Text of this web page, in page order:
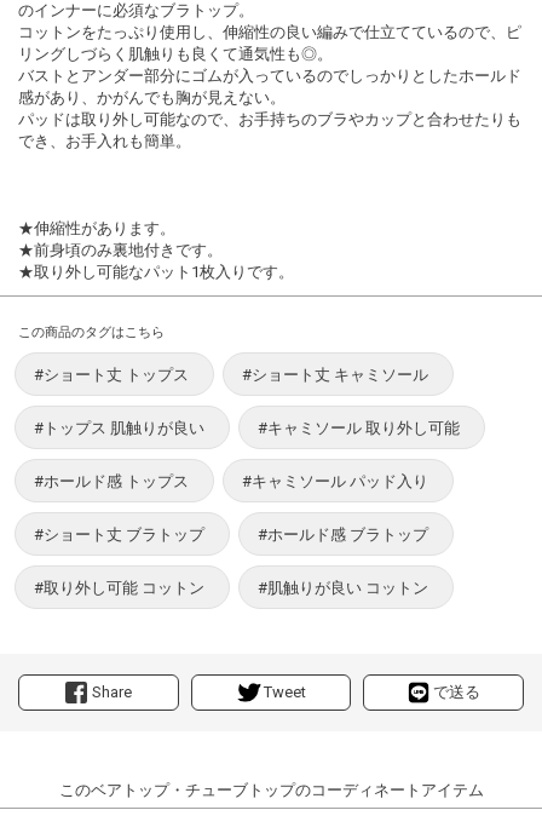
Share Tweet で送る
のインナーに必須なブラトップ。
コットンをたっぷり使用し、伸縮性の良い編みで仕立てているので、ピ
リングしづらく肌触りも良くて通気性も◎。
バストとアンダー部分にゴムが入っているのでしっかりとしたホールド
感があり、かがんでも胸が見えない。
パッドは取り外し可能なので、お手持ちのブラやカップと合わせたりも
でき、お手入れも簡単。
★伸縮性があります。
★前身頃のみ裏地付きです。
★取り外し可能なパット1枚入りです。
この商品のタグはこちら
#ショート丈 トップス #ショート丈 キャミソール
#トップス 肌触りが良い #キャミソール 取り外し可能
#ホールド感 トップス #キャミソール パッド入り
#ショート丈 ブラトップ #ホールド感 ブラトップ
#取り外し可能 コットン #肌触りが良い コットン
このベアトップ・チューブトップのコーディネートアイテム